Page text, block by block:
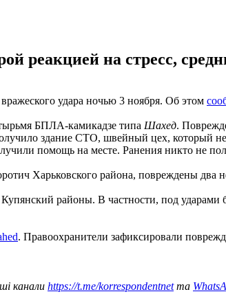
реакцией на стресс,
удара ночью 3 ноября. Об этом
БПЛА-камикадзе типа Шахед.
здание СТО, швейный цех,
помощь на месте. Ранения никто не
Харьковского района, повреждены
районы. В частности, под
. Правоохранители зафиксировали
канали https://t.me/korrespondentnetта